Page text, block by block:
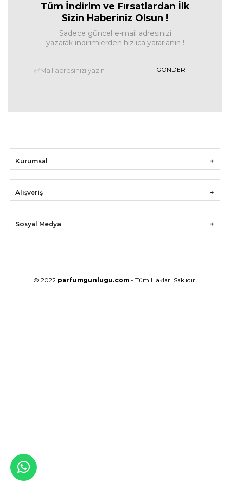
Tüm İndirim ve Fırsatlardan İlk
Sizin Haberiniz Olsun !
Sadece güncel e-mail adresinizi
yazarak indirimlerden hızlıca yararlanın !
GÖNDER
Kurumsal
Alışveriş
Sosyal Medya
© 2022 parfumgunlugu.com - Tüm Hakları Saklıdır.